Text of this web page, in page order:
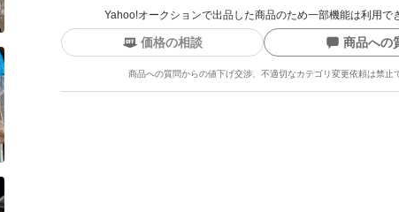
Yahoo!オークションで出品した商品のため一部機能は利用で
価格の相談 商品への
商品への質問からの値下げ交渉、不適切なカテゴリ変更依頼は禁止
いいね！
いいね！